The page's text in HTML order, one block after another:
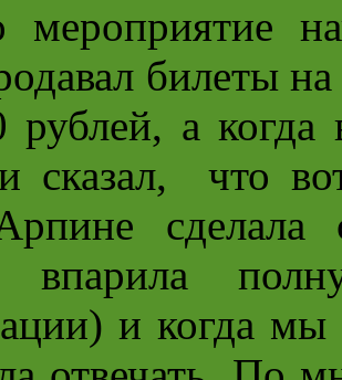
мероприятие
билеты
а когда
сказал, что
сделала
впарила
и когда мы